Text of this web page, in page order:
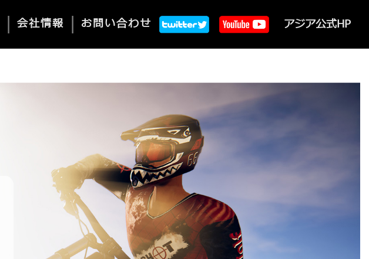
| 会社情報 | お問い合わせ アジア公式HP